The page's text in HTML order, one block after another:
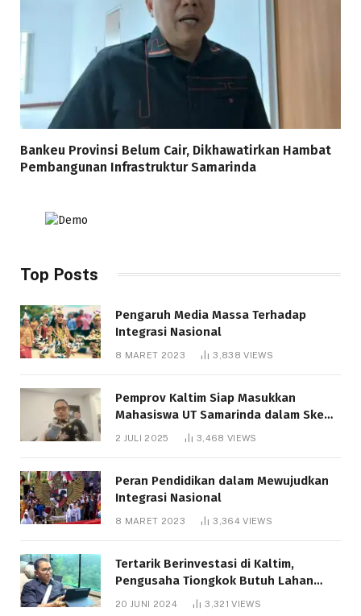
Bankeu Provinsi Belum Cair, Dikhawatirkan Hambat
Pembangunan Infrastruktur Samarinda
Top Posts
Pengaruh Media Massa Terhadap
Integrasi Nasional
8 MARET 2023 3,838VIEWS
Pemprov Kaltim Siap Masukkan
Mahasiswa UT Samarinda dalam Skema
Bantuan Pendidikan Gratispol
2 JULI 2025 3,468 VIEWS
Peran Pendidikan dalam Mewujudkan
Integrasi Nasional
8 MARET 2023 3,364VIEWS
Tertarik Berinvestasi di Kaltim,
Pengusaha Tiongkok Butuh Lahan
20 JUNI 2024 3,321VIEWS